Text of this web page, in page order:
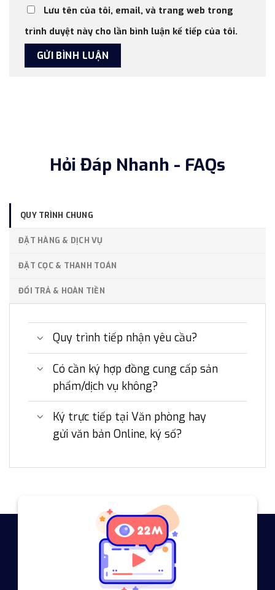
Lưu tên của tôi, email, và trang web trong
trình duyệt này cho lần bình luận kế tiếp của tôi.
Hỏi Đáp Nhanh - FAQs
QUY TRÌNH CHUNG
ĐẶT HÀNG & DỊCH VỤ
ĐẶT CỌC & THANH TOÁN
ĐỔI TRẢ & HOÀN TIỀN
Quy trình tiếp nhận yêu cầu?
Có cần ký hợp đồng cung cấp sản
phẩm/dịch vụ không?
Ký trực tiếp tại Văn phòng hay
gửi văn bản Online, ký số?